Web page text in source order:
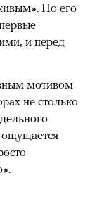
По его
и перед
мотивом
не столько
ощущается